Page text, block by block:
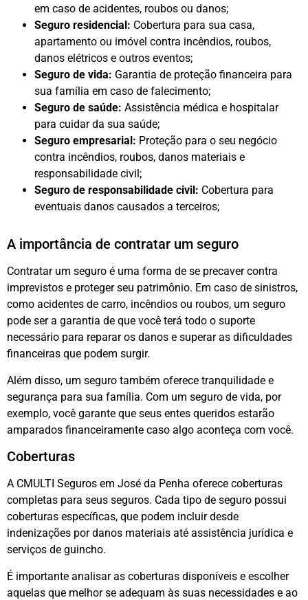
em caso de acidentes, roubos ou danos;
Seguro residencial: Cobertura para sua casa,
apartamento ou imóvel contra incêndios, roubos,
danos elétricos e outros eventos;
Seguro de vida: Garantia de proteção financeira para
sua família em caso de falecimento;
Seguro de saúde: Assistência médica e hospitalar
para cuidar da sua saúde;
Seguro empresarial: Proteção para o seu negócio
contra incêndios, roubos, danos materiais e
responsabilidade civil;
Seguro de responsabilidade civil: Cobertura para
eventuais danos causados a terceiros;
A importância de contratar um seguro
Contratar um seguro é uma forma de se precaver contra
imprevistos e proteger seu patrimônio. Em caso de sinistros,
como acidentes de carro, incêndios ou roubos, um seguro
pode ser a garantia de que você terá todo o suporte
necessário para reparar os danos e superar as dificuldades
financeiras que podem surgir.
Além disso, um seguro também oferece tranquilidade e
segurança para sua família. Com um seguro de vida, por
exemplo, você garante que seus entes queridos estarão
amparados financeiramente caso algo aconteça com você.
Coberturas
A CMULTI Seguros em José da Penha oferece coberturas
completas para seus seguros. Cada tipo de seguro possui
coberturas específicas, que podem incluir desde
indenizações por danos materiais até assistência jurídica e
serviços de guincho.
É importante analisar as coberturas disponíveis e escolher
aquelas que melhor se adequam às suas necessidades e ao